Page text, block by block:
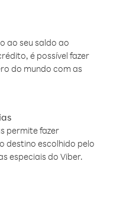
ao seu saldo ao
é possível fazer
do mundo com as
permite fazer
destino escolhido pelo
especiais do Viber.